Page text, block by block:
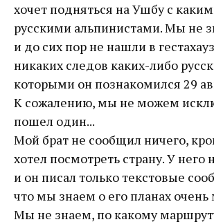
хочет подняться на Ушбу с
русскими альпинистами. Мы не
и до сих пор не нашли в
никаких следов каких-либо
которыми он познакомился 29
К сожалению, мы не можем
пошел один...
Мой брат не сообщил ничего,
хотел посмотреть страну. У него
и он писал только текстовые
что мы знаем о его планах очень
Мы не знаем, по какому